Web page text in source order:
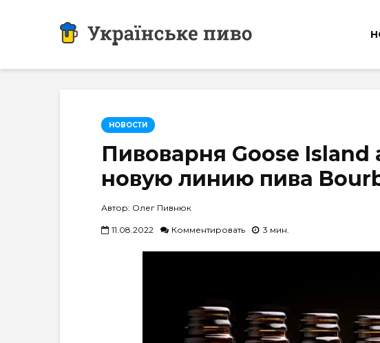
НОВОСТИ
Пивоварня Goose Island
новую линию пива
Автор: Олег Пивнюк
11.08.2022 Комментировать 3 мин.